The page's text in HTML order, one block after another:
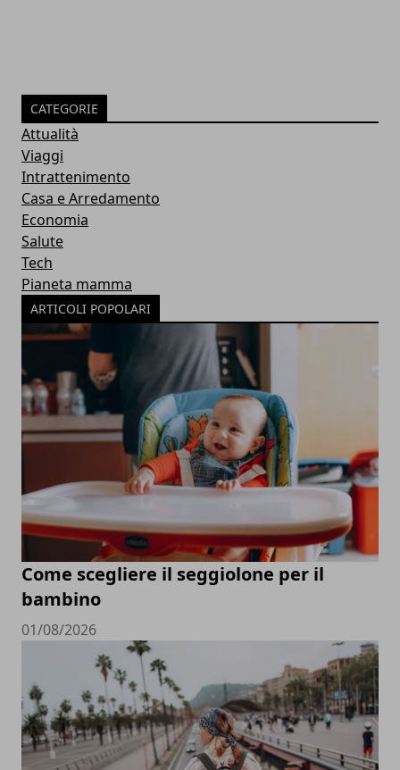
CATEGORIE
Attualità
Viaggi
Intrattenimento
Casa e Arredamento
Economia
Salute
Tech
Pianeta mamma
ARTICOLI POPOLARI
Come scegliere il seggiolone per il
bambino
01/08/2026